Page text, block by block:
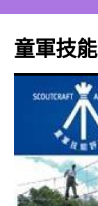
主
要
童軍技